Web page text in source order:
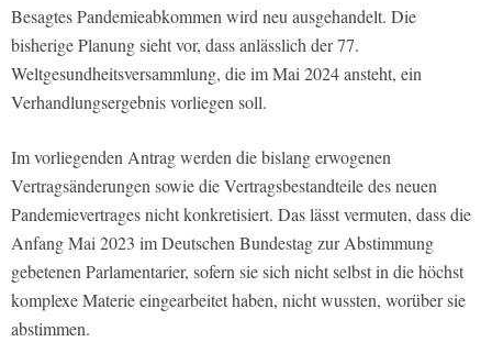
Besagtes Pandemieabkommen wird neu ausgehandelt. Die
bisherige Planung sieht vor, dass anlässlich der 77.
Weltgesundheitsversammlung, die im Mai 2024 ansteht, ein
Verhandlungsergebnis vorliegen soll.
Im vorliegenden Antrag werden die bislang erwogenen
Vertragsänderungen sowie die Vertragsbestandteile des neuen
Pandemievertrages nicht konkretisiert. Das lässt vermuten, dass die
Anfang Mai 2023 im Deutschen Bundestag zur Abstimmung
gebetenen Parlamentarier, sofern sie sich nicht selbst in die höchst
komplexe Materie eingearbeitet haben, nicht wussten, worüber sie
abstimmen.